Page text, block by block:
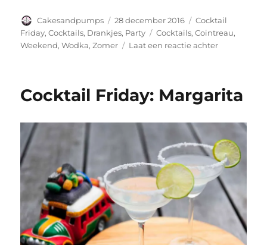
Auteur
Cakesandpumps
Geplaatst
op
28 december 2016 Categorieën
Cocktail
Friday,Cocktails, Drankjes, Party Tags
Cocktails,Cointreau,
Weekend,Wodka,Zomer Laat een reactie achterop
9
Cocktail Friday: Margarita